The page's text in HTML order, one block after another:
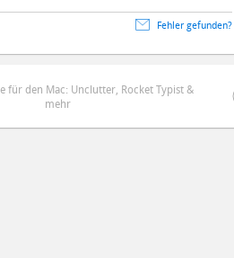
Fehler gefunden?
für den Mac: Unclutter, Rocket Typist &
mehr